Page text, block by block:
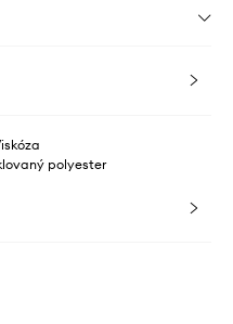
polyester